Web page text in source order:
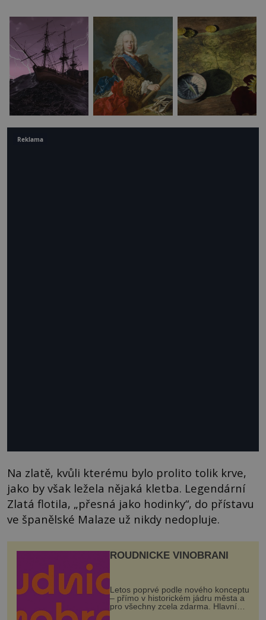
Na zlatě, kvůli kterému bylo prolito tolik krve,
jako by však ležela nějaká kletba. Legendární
Zlatá flotila, „přesná jako hodinky“, do přístavu
ve španělské Malaze už nikdy nedopluje.
ROUDNICKÉ VINOBRANÍ
Letos poprvé podle nového konceptu
– přímo v historickém jádru města a
pro všechny zcela zdarma. Hlavní
program se odehraje na Karlově a
Reklama